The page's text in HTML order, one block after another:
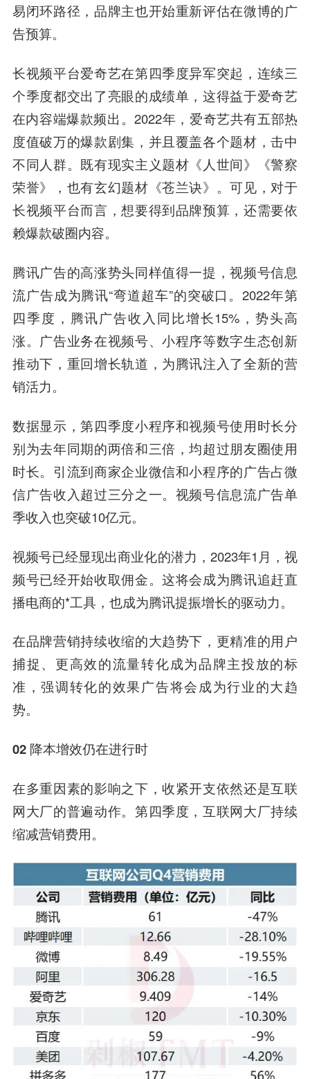
易闭环路径，品牌主也开始重新评估在微博的广
告预算。
长视频平台爱奇艺在第四季度异军突起，连续三
个季度都交出了亮眼的成绩单，这得益于爱奇艺
在内容端爆款频出。2022年，爱奇艺共有五部热
度值破万的爆款剧集，并且覆盖各个题材，击中
不同人群。既有现实主义题材《人世间》《警察
荣誉》，也有玄幻题材《苍兰诀》。可见，对于
长视频平台而言，想要得到品牌预算，还需要依
赖爆款破圈内容。
腾讯广告的高涨势头同样值得一提，视频号信息
流广告成为腾讯“弯道超车”的突破口。2022年第
四季度，腾讯广告收入同比增长15%，势头高
涨。广告业务在视频号、小程序等数字生态创新
推动下，重回增长轨道，为腾讯注入了全新的营
销活力。
数据显示，第四季度小程序和视频号使用时长分
别为去年同期的两倍和三倍，均超过朋友圈使用
时长。引流到商家企业微信和小程序的广告占微
信广告收入超过三分之一。视频号信息流广告单
季收入也突破10亿元。
视频号已经显现出商业化的潜力，2023年1月，视
频号已经开始收取佣金。这将会成为腾讯追赶直
播电商的*工具，也成为腾讯提振增长的驱动力。
在品牌营销持续收缩的大趋势下，更精准的用户
捕捉、更高效的流量转化成为品牌主投放的标
准，强调转化的效果广告将会成为行业的大趋
势。
02 降本增效仍在进行时
在多重因素的影响之下，收紧开支依然还是互联
网大厂的普遍动作。第四季度，互联网大厂持续
缩减营销费用。